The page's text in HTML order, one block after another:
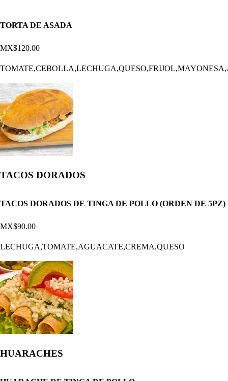
TORTA DE ASADA
MX$120.00
TACOS DORADOS
TACOS DORADOS DE TINGA DE POLLO (ORDEN DE 5PZ)
MX$90.00
LECHUGA,TOMATE,AGUACATE,CREMA,QUESO
HUARACHES